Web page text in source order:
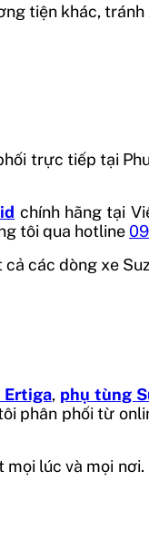
tiện khác,
trực tiếp tại
chính hãng tại
tôi qua hotline
các dòng xe
Ertiga, phụ tùng
phân phối từ
lúc và mọi